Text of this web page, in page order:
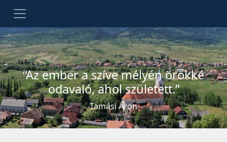
“Az ember a szíve mélyén örökké
odavaló, ahol született.”
-Tamási Áron-